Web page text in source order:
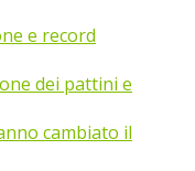
e record
dei pattini e
cambiato il